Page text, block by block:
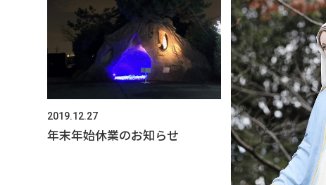
2019.12.27
年末年始休業のお知らせ